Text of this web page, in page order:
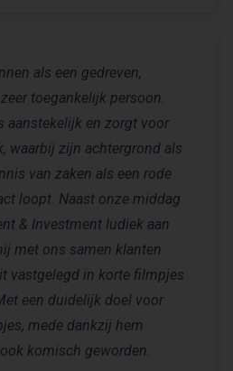
als een gedreven,
toegankelijk persoon.
aanstekelijk en zorgt voor
waarbij zijn achtergrond als
van zaken als een rode
loopt. Naast onze middag
& Investment ludiek aan
met ons samen klanten
vastgelegd in korte filmpjes
een duidelijk doel voor
mede dankzij hem
komisch geworden.